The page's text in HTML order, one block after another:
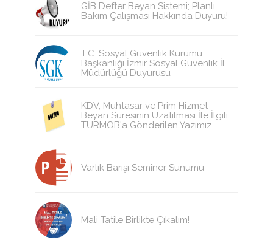
GİB Defter Beyan Sistemi; Planlı
Bakım Çalışması Hakkında Duyuru!
T.C. Sosyal Güvenlik Kurumu
Başkanlığı İzmir Sosyal Güvenlik İl
Müdürlüğü Duyurusu
KDV, Muhtasar ve Prim Hizmet
Beyan Süresinin Uzatılması İle İlgili
TÜRMOB'a Gönderilen Yazımız
Varlık Barışı Seminer Sunumu
Mali Tatile Birlikte Çıkalım!